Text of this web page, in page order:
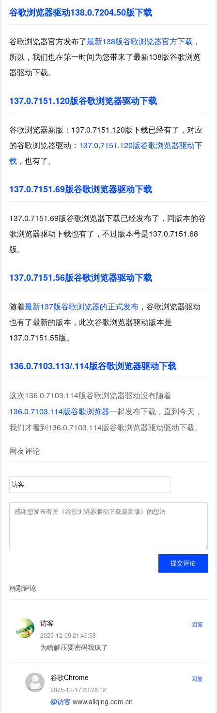
谷歌浏览器驱动138.0.7204.50版下载
谷歌浏览器官方发布了最新138版谷歌浏览器官方下载 ，
所以，我们也在第一时间为您带来了最新138版谷歌浏览
器驱动下载。
137.0.7151.120版谷歌浏览器驱动下载
谷歌浏览器新版：137.0.7151.120版下载已经有了，对应
的谷歌浏览器驱动： 137.0.7151.120版谷歌浏览器驱动下
载 ，也有了。
137.0.7151.69版谷歌浏览器驱动下载
137.0.7151.69版谷歌浏览器下载已经发布了，同版本的谷
歌浏览器驱动下载也有了，不过版本号是137.0.7151.68
版。
137.0.7151.56版谷歌浏览器驱动下载
随着最新137版谷歌浏览器的正式发布 ，谷歌浏览器驱动
也有了最新的版本，此次谷歌浏览器驱动版本是
137.0.7151.55版。
136.0.7103.113/.114版谷歌浏览器驱动下载
这次136.0.7103.114版谷歌浏览器驱动没有随着
136.0.7103.114版谷歌浏览器一起发布下载，直到今天，
我们才看到136.0.7103.114版谷歌浏览器驱动驱动下载。
网友评论
提交评论
精彩评论
访客
回复
2025-12-09 21:46:53
为啥解压要密码我疯了
谷歌Chrome
回复
2025-12-17 23:28:12
@访客 www.aliqing.com.cn